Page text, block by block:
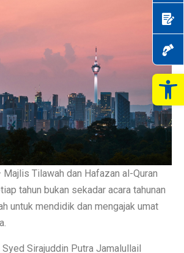
Majlis Tilawah dan Hafazan al-Quran
tahun bukan sekadar acara tahunan
untuk mendidik dan mengajak umat
Syed Sirajuddin Putra Jamalullail